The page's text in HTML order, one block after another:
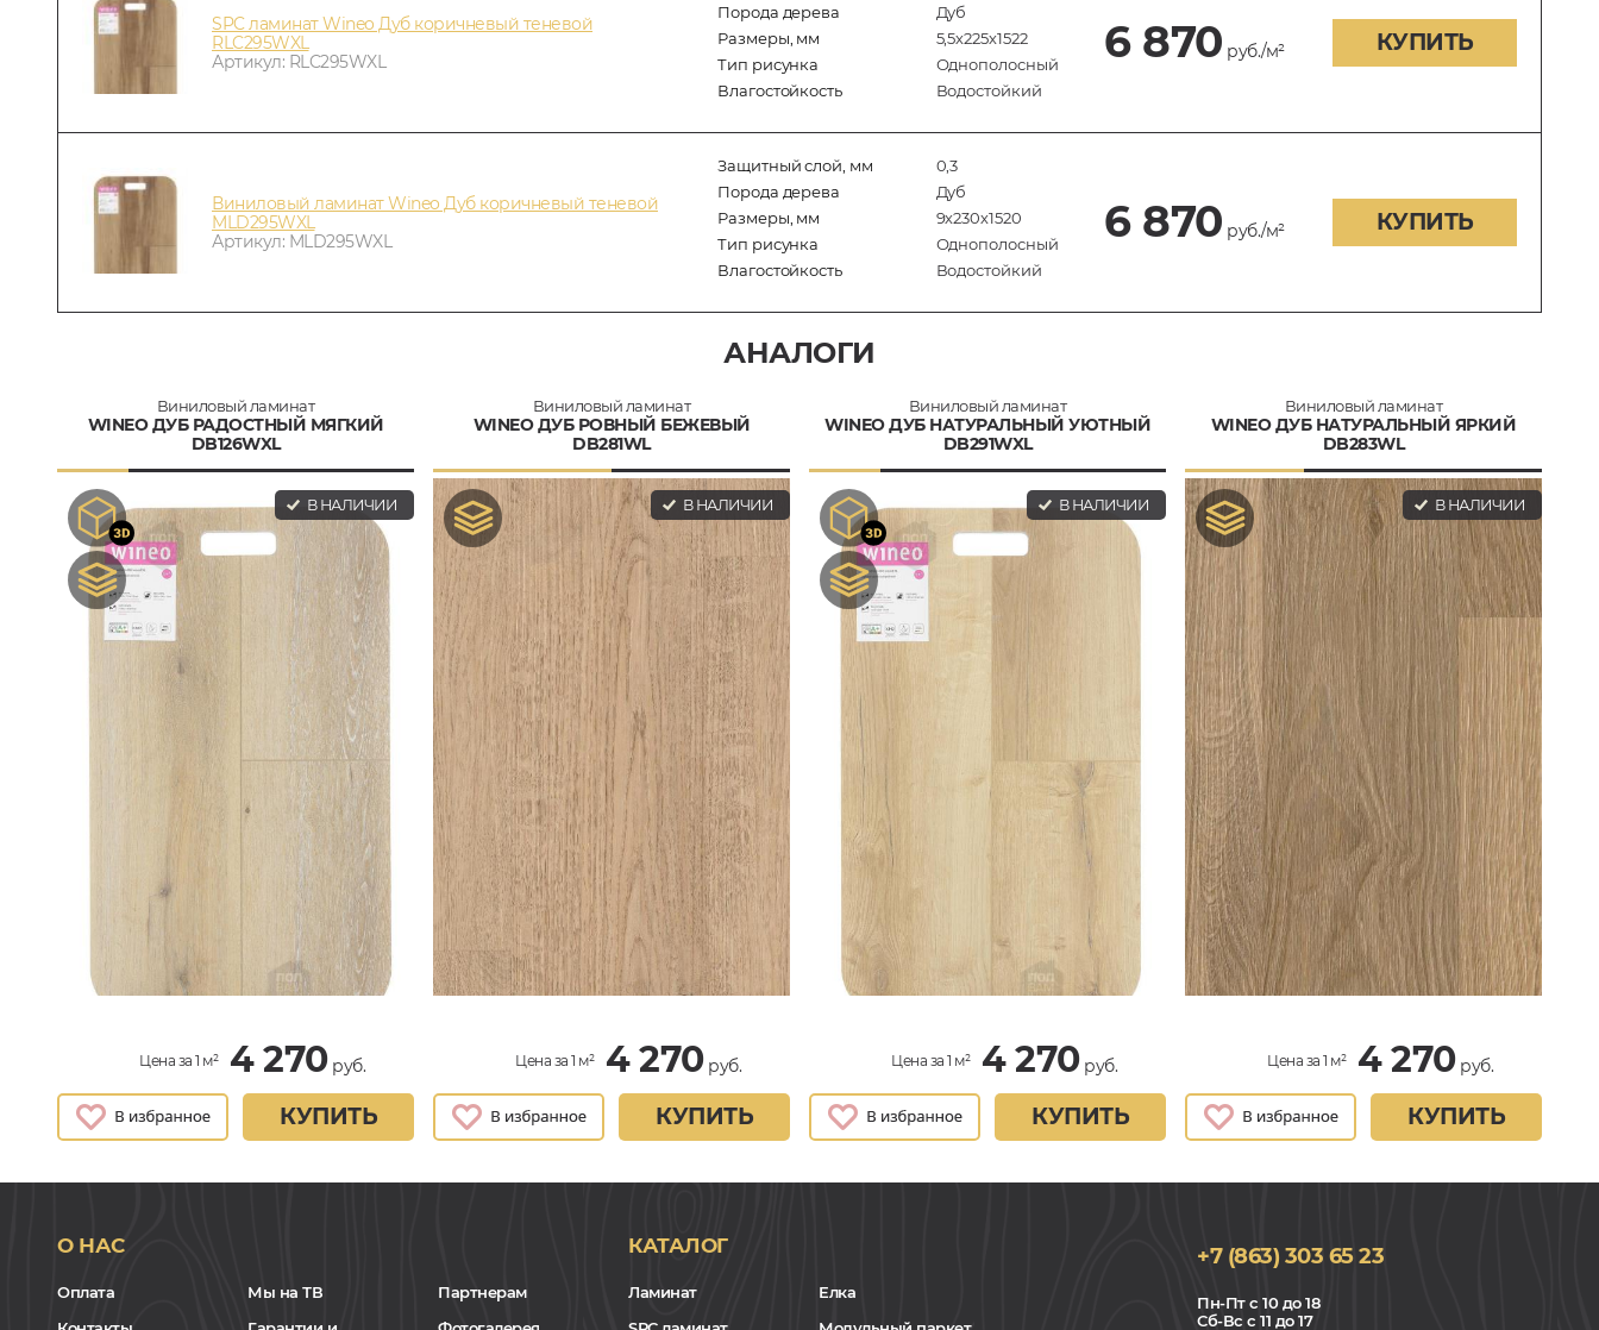
SPC ламинат Wineo Дуб коричневый теневой
RLC295WXL
Артикул: RLC295WXL
Порода дерева
Дуб
Размеры, мм
5,5х225х1522
Тип рисунка
Однополосный
Влагостойкость
Водостойкий
6 870 руб./м² КУПИТЬ
Виниловый ламинат Wineo Дуб коричневый теневой
MLD295WXL
Артикул: MLD295WXL
Защитный слой, мм
0,3
Порода дерева
Дуб
Размеры, мм
9х230х1520
Тип рисунка
Однополосный
Влагостойкость
Водостойкий
6 870 руб./м² КУПИТЬ
АНАЛОГИ
Виниловый ламинат
WINEO ДУБ РАДОСТНЫЙ МЯГКИЙ
DB126WXL
В НАЛИЧИИ
Цена за 1 м² 4 270руб.
КУПИТЬ
Виниловый ламинат
WINEO ДУБ РОВНЫЙ БЕЖЕВЫЙ
DB281WL
В НАЛИЧИИ
Цена за 1 м² 4 270руб.
КУПИТЬ
Виниловый ламинат
WINEO ДУБ НАТУРАЛЬНЫЙ УЮТНЫЙ
DB291WXL
В НАЛИЧИИ
Цена за 1 м² 4 270руб.
КУПИТЬ
Виниловый ламинат
WINEO ДУБ НАТУРАЛЬНЫЙ ЯРКИЙ
DB283WL
В НАЛИЧИИ
Цена за 1 м² 4 270руб.
КУПИТЬ
О НАС
Оплата
Мы на ТВ
Партнерам
КАТАЛОГ
Ламинат
Елка
+7 (863) 303 65 23
Пн-Пт с 10 до 18
Сб-Вс с 11 до 17